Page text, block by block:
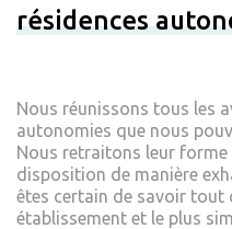
résidences
Nous réunissons tous les
autonomies que nous
Nous retraitons leur
disposition de manière
êtes certain de savoir tout
établissement et le plus